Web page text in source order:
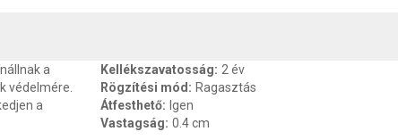
a
védelmére.
a
Kellékszavatosság: 2 év
Rögzítési mód : Ragasztás
Átfesthető: Igen
Vastagság: 0.4 cm